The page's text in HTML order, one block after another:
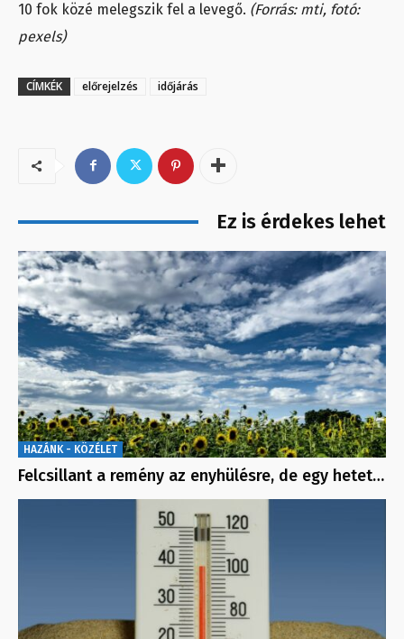
10 fok közé melegszik fel a levegő. (Forrás: mti, fotó:
pexels)
CÍMKÉK előrejelzés időjárás
Ez is érdekes lehet
HAZÁNK - KÖZÉLET
Felcsillant a remény az enyhülésre, de egy hetet…